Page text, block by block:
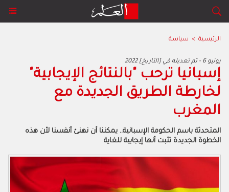
الرئيسية > سياسة
2022 يونيو 6 - تم تعديله في [التاريخ]
إسبانيا ترحب "بالنتائج الإيجابية"
لخارطة الطريق الجديدة مع
المغرب
المتحدثة باسم الحكومة الإسبانية.. يمكننا أن نهنئ أنفسنا لأن هذه
الخطوة الجديدة تثبت أنها إيجابية للغاية